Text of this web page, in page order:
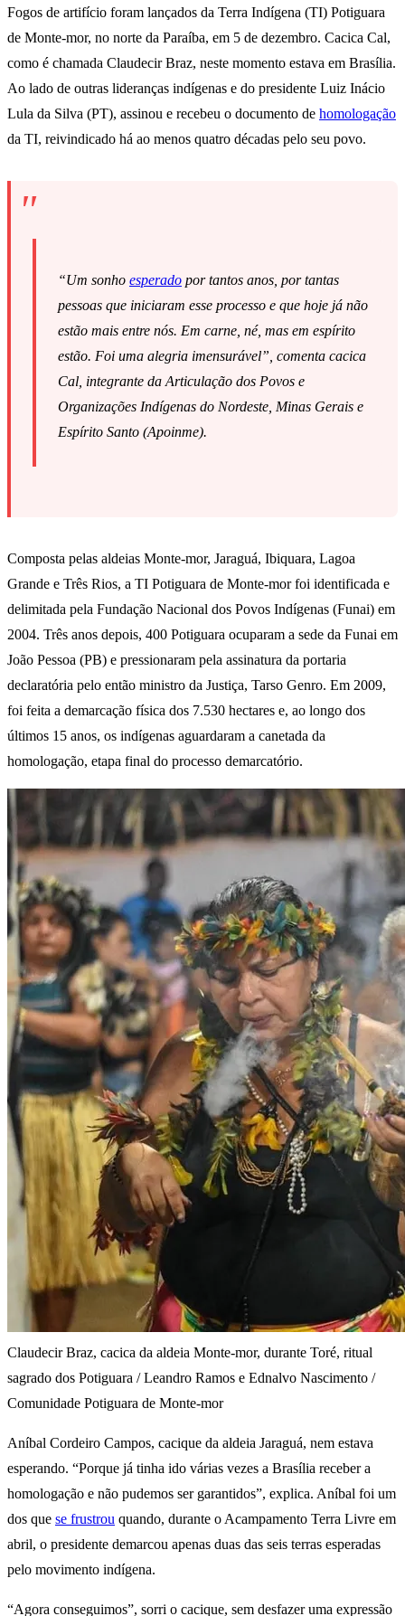
Fogos de artifício foram lançados da Terra Indígena (TI) Potiguara
de Monte-mor, no norte da Paraíba, em 5 de dezembro. Cacica Cal,
como é chamada Claudecir Braz, neste momento estava em Brasília.
Ao lado de outras lideranças indígenas e do presidente Luiz Inácio
Lula da Silva (PT), assinou e recebeu o documento de homologação
da TI, reivindicado há ao menos quatro décadas pelo seu povo.
“Um sonho esperado por tantos anos, por tantas
pessoas que iniciaram esse processo e que hoje já não
estão mais entre nós. Em carne, né, mas em espírito
estão. Foi uma alegria imensurável”, comenta cacica
Cal, integrante da Articulação dos Povos e
Organizações Indígenas do Nordeste, Minas Gerais e
Espírito Santo (Apoinme).
Composta pelas aldeias Monte-mor, Jaraguá, Ibiquara, Lagoa
Grande e Três Rios, a TI Potiguara de Monte-mor foi identificada e
delimitada pela Fundação Nacional dos Povos Indígenas (Funai) em
2004. Três anos depois, 400 Potiguara ocuparam a sede da Funai em
João Pessoa (PB) e pressionaram pela assinatura da portaria
declaratória pelo então ministro da Justiça, Tarso Genro. Em 2009,
foi feita a demarcação física dos 7.530 hectares e, ao longo dos
últimos 15 anos, os indígenas aguardaram a canetada da
homologação, etapa final do processo demarcatório.
Claudecir Braz, cacica da aldeia Monte-mor, durante Toré, ritual
sagrado dos Potiguara / Leandro Ramos e Ednalvo Nascimento /
Comunidade Potiguara de Monte-mor
Aníbal Cordeiro Campos, cacique da aldeia Jaraguá, nem estava
esperando. “Porque já tinha ido várias vezes a Brasília receber a
homologação e não pudemos ser garantidos”, explica. Aníbal foi um
dos que se frustrou quando, durante o Acampamento Terra Livre em
abril, o presidente demarcou apenas duas das seis terras esperadas
pelo movimento indígena.
“Agora conseguimos”, sorri o cacique, sem desfazer uma expressão